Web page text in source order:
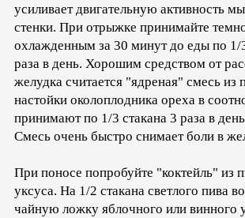
усиливает двигательную активность
стенки. При отрыжке принимайте
охлажденным за 30 минут до еды по 1/
раза в день. Хорошим средством от
желудка считается "ядреная" смесь из
настойки околоплодника ореха в
принимают по 1/3 стакана 3 раза в
Смесь очень быстро снимает боли в
При поносе попробуйте "коктейль" из
уксуса. На 1/2 стакана светлого пива
чайную ложку яблочного или винного